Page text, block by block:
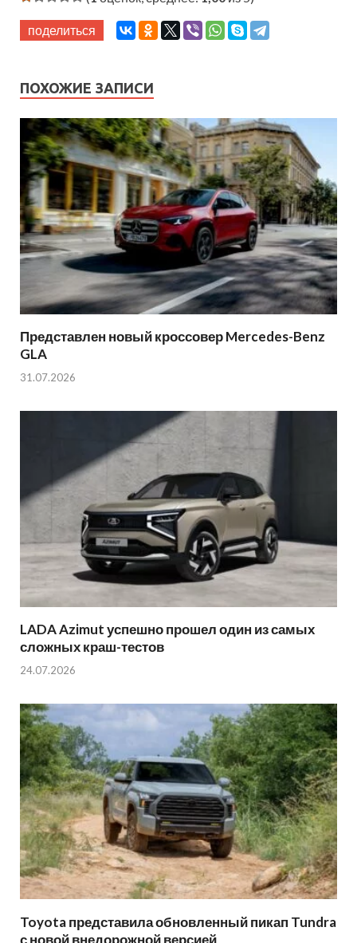
поделиться
ПОХОЖИЕ ЗАПИСИ
Представлен новый кроссовер Mercedes-Benz
GLA
31.07.2026
LADA Azimut успешно прошел один из самых
сложных краш-тестов
24.07.2026
Toyota представила обновленный пикап Tundra
с новой внедорожной версией